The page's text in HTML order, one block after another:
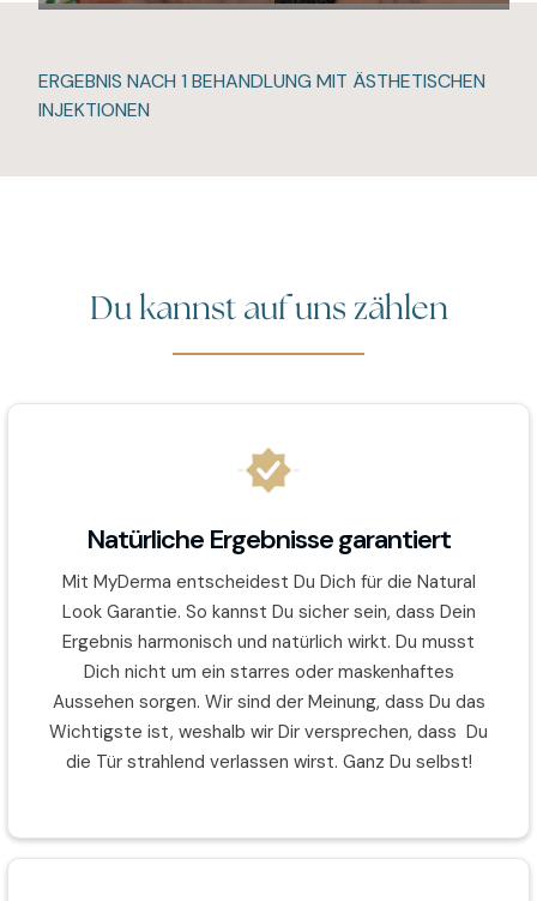
ERGEBNIS NACH 1 BEHANDLUNG MIT ÄSTHETISCHEN
INJEKTIONEN
Du kannst auf uns zählen
Natürliche Ergebnisse garantiert
Mit MyDerma entscheidest Du Dich für die Natural
Look Garantie. So kannst Du sicher sein, dass Dein
Ergebnis harmonisch und natürlich wirkt. Du musst
Dich nicht um ein starres oder maskenhaftes
Aussehen sorgen. Wir sind der Meinung, dass Du das
Wichtigste ist, weshalb wir Dir versprechen, dass Du
die Tür strahlend verlassen wirst. Ganz Du selbst!